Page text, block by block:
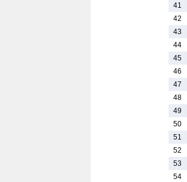
41
42
43
44
45
46
47
48
49
50
51
52
53
54